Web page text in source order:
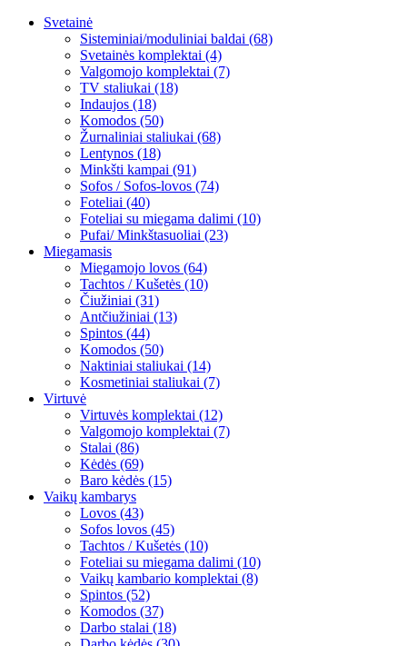
Svetainė
Sisteminiai/moduliniai baldai (68)
Svetainės komplektai (4)
Valgomojo komplektai (7)
TV staliukai (18)
Indaujos (18)
Komodos (50)
Žurnaliniai staliukai (68)
Lentynos (18)
Minkšti kampai (91)
Sofos / Sofos-lovos (74)
Foteliai (40)
Foteliai su miegama dalimi (10)
Pufai/ Minkštasuoliai (23)
Miegamasis
Miegamojo lovos (64)
Tachtos / Kušetės (10)
Čiužiniai (31)
Antčiužiniai (13)
Spintos (44)
Komodos (50)
Naktiniai staliukai (14)
Kosmetiniai staliukai (7)
Virtuvė
Virtuvės komplektai (12)
Valgomojo komplektai (7)
Stalai (86)
Kėdės (69)
Baro kėdės (15)
Vaikų kambarys
Lovos (43)
Sofos lovos (45)
Tachtos / Kušetės (10)
Foteliai su miegama dalimi (10)
Vaikų kambario komplektai (8)
Spintos (52)
Komodos (37)
Darbo stalai (18)